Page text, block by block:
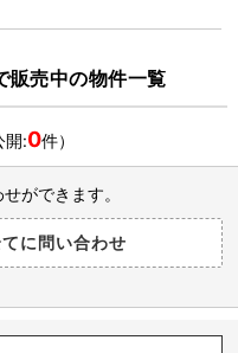
販売中の物件一覧
開:0件）
ができます。